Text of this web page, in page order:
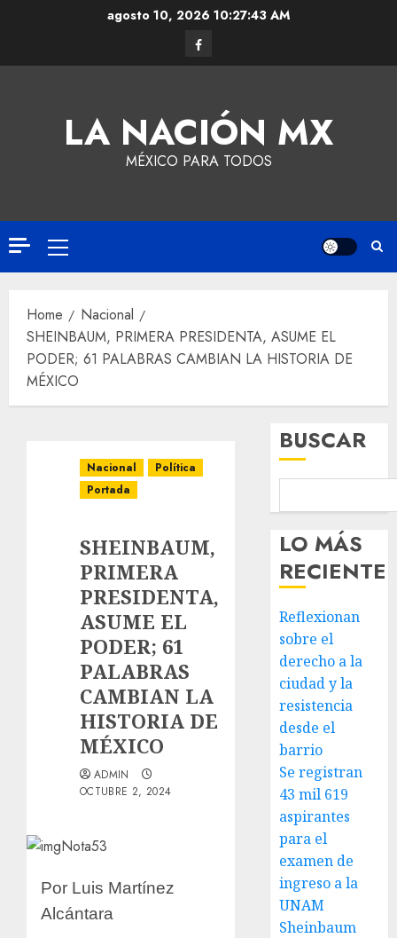
agosto 10, 2026 10:27:43 AM
LA NACIÓN MX
MÉXICO PARA TODOS
Home
Nacional
SHEINBAUM, PRIMERA PRESIDENTA, ASUME EL
PODER; 61 PALABRAS CAMBIAN LA HISTORIA DE
MÉXICO
Nacional
Política
Portada
SHEINBAUM,
PRIMERA
PRESIDENTA,
ASUME EL
PODER; 61
PALABRAS
CAMBIAN LA
HISTORIA DE
MÉXICO
ADMIN
OCTUBRE 2, 2024
Por Luis Martínez
Alcántara
BUSCAR
LO MÁS
RECIENTE
Reflexionan
sobre el
derecho a la
ciudad y la
resistencia
desde el
barrio
Se registran
43 mil 619
aspirantes
para el
examen de
ingreso a la
UNAM
Sheinbaum